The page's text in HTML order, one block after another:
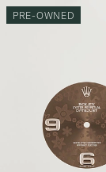
PRE-OWNED